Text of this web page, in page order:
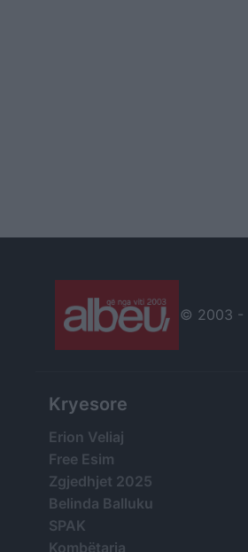
© 2003 -
Kryesore
Erion Veliaj
Free Esim
Zgjedhjet 2025
Belinda Balluku
SPAK
Kombëtarja